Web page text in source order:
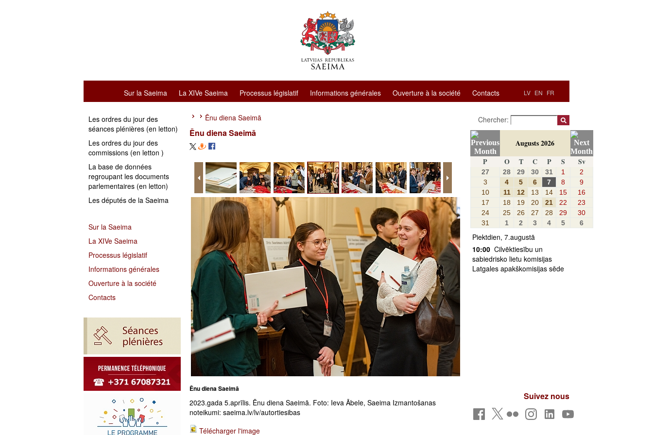
LV EN FR
Sur la Saeima La XIVe Saeima Processus législatif Informations générales Ouverture à la société Contacts
Les ordres du jour des
séances plénières (en letton)
Les ordres du jour des
commissions (en letton )
La base de données
regroupant les documents
parlementaires (en letton)
Les députés de la Saeima
Sur la Saeima
La XIVe Saeima
Processus législatif
Informations générales
Ouverture à la société
Contacts
Ēnu diena Saeimā
Ēnu diena Saeimā
Ēnu diena Saeimā
2023.gada 5.aprīlis. Ēnu diena Saeimā. Foto: Ieva Ābele, Saeima Izmantošanas
noteikumi: saeima.lv/lv/autortiesibas
Télécharger l'image
Chercher:
Augusts 2026
P
O T C P S Sv
27 28 29 30 31 1
2
3
4 5 6 7 8
9
10
11 12 13 14 15
16
17
18 19 20 21 22
23
24
25 26 27 28 29
30
31
1 2 3 4 5 6
Piektdien, 7.augustā
10:00 Cilvēktiesību un
sabiedrisko lietu komisijas
Latgales apakškomisijas sēde
Suivez nous